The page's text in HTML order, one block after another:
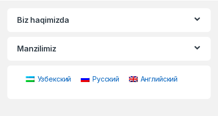
Biz haqimizda
Manzilimiz
Узбекский Русский Английский